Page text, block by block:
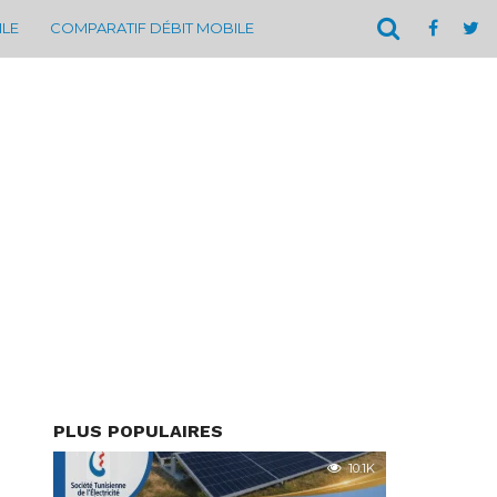
COMPARATIF DÉBIT MOBILE
PLUS POPULAIRES
10.1K